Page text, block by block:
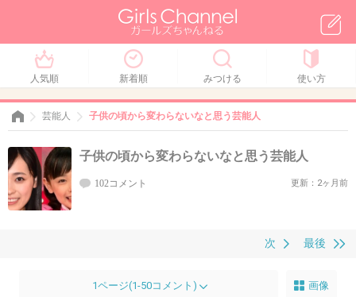
人気順 新着順 みつける 使い方
芸能人 子供の頃から変わらないなと思う芸能人
子供の頃から変わらないなと思う芸能人
102コメント 更新：2ヶ月前
最後
次
1ページ(1-50コメント) 画像